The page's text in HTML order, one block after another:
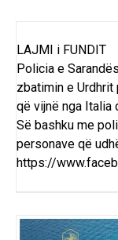
LAJMI i FUNDIT
Policia e
zbatimin e Urdhrit
që vijnë nga Italia
Së bashku me
personave që
https://